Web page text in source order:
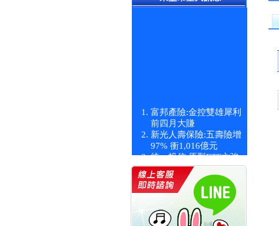
富邦產險:金控雙雄犀利
前四月大賺
新光人壽保險:五壽險增
97% 衝1,016億元
統一投信:原型ETF六強
漲逾九成
統一投信:主動式ETF溢
價 被盯上
新光人壽保險:新壽Q1外
價金將達996億
宇辰系統科技:宇辰業績